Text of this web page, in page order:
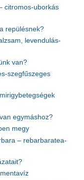
citromos-uborkás
repülésnek?
levendulás-
van?
szegfűszeges
egymáshoz?
megy
– rebarbaratea-